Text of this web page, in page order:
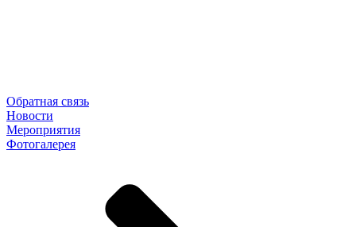
Обратная связь
Новости
Мероприятия
Фотогалерея